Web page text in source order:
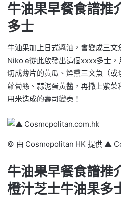
牛油果早餐食譜推
多士
牛油果加上日式醬油，會變成三文
Nikole從此啟發出這個xxxx多士，
切成薄片的黃瓜、煙熏三文魚（
蘿蔔絲、蒜泥蛋黃醬，再撒上紫
用米造成的壽司變奏！
© 由 Cosmopolitan HK 提供 ▲
牛油果早餐食譜推
橙汁芝士牛油果多